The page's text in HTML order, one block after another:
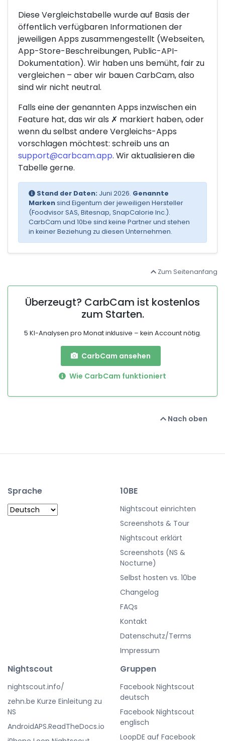
Diese Vergleichstabelle wurde auf Basis der
öffentlich verfügbaren Informationen der
jeweiligen Apps zusammengestellt (Webseiten,
App-Store-Beschreibungen, Public-API-
Dokumentation). Wir haben uns bemüht, fair zu
vergleichen – aber wir bauen CarbCam, also
sind wir nicht neutral.
Falls eine der genannten Apps inzwischen ein
Feature hat, das wir als ✗ markiert haben, oder
wenn du selbst andere Vergleichs-Apps
vorschlagen möchtest: schreib uns an
support@carbcam.app. Wir aktualisieren die
Tabelle gerne.
Stand der Daten: Juni 2026. Genannte
Markensind Eigentum der jeweiligen Hersteller
(Foodvisor SAS, Bitesnap, SnapCalorie Inc.).
CarbCam und 10be sind keine Partner und stehen
in keiner Beziehung zu diesen Unternehmen.
Zum Seitenanfang
Überzeugt? CarbCam ist kostenlos
zum Starten.
5 KI-Analysen pro Monat inklusive – kein Account nötig.
CarbCam ansehen
Wie CarbCam funktioniert
Nach oben
Sprache 10BE
Nightscout einrichten
Screenshots & Tour
Nightscout erklärt
Screenshots (NS &
Nocturne)
Selbst hosten vs. 10be
Changelog
FAQs
Kontakt
Datenschutz/Terms
Impressum
Nightscout
nightscout.info/
zehn.be Kurze Einleitung zu
NS
AndroidAPS.ReadTheDocs.io
Gruppen
Facebook Nightscout
deutsch
Facebook Nightscout
englisch
LoopDE auf Facebook